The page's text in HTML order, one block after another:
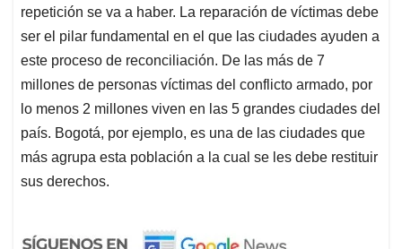
repetición se va a haber. La reparación de víctimas debe
ser el pilar fundamental en el que las ciudades ayuden a
este proceso de reconciliación. De las más de 7
millones de personas víctimas del conflicto armado, por
lo menos 2 millones viven en las 5 grandes ciudades del
país. Bogotá, por ejemplo, es una de las ciudades que
más agrupa esta población a la cual se les debe restituir
sus derechos.